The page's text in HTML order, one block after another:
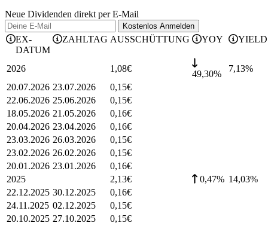
Neue Dividenden direkt per E-Mail
Kostenlos Anmelden
EX-
DATUM
ZAHLTAG AUSSCHÜTTUNG YOY YIELD
2026 1,08€
49,30%
7,13%
20.07.2026 23.07.2026 0,15€
22.06.2026 25.06.2026 0,15€
18.05.2026 21.05.2026 0,16€
20.04.2026 23.04.2026 0,16€
23.03.2026 26.03.2026 0,15€
23.02.2026 26.02.2026 0,15€
20.01.2026 23.01.2026 0,16€
2025
2,13€ 0,47% 14,03%
22.12.2025 30.12.2025 0,16€
24.11.2025 02.12.2025 0,15€
20.10.2025 27.10.2025 0,15€